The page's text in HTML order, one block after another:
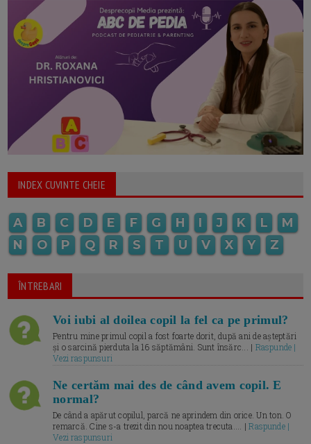
INDEX CUVINTE CHEIE
A B C D E F G H I J K L
M
N
O P Q R S T U V X Y Z
ÎNTREBARI
Voi iubi al doilea copil la fel ca pe primul?
Pentru mine primul copil a fost foarte dorit, după ani de așteptări
și o sarcină pierduta la 16 săptămâni. Sunt însărc... | Raspunde |
Vezi raspunsuri
Ne certăm mai des de când avem copil. E
normal?
De când a apărut copilul, parcă ne aprindem din orice. Un ton. O
remarcă. Cine s-a trezit din nou noaptea trecuta.... |Raspunde |
Vezi raspunsuri